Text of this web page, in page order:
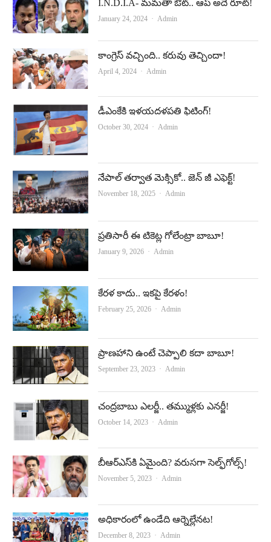
I.N.D.I.A- మమతా ఔట్‌.. ఆప్‌ అదే రూట్!
January 24, 2024 Author
Admin
కాంగ్రెస్‌ వచ్చింది.. కరువు తెచ్చిందా!
April 4, 2024 Author
Admin
డీఎంకేకి ఇళ‌య‌ద‌ళ‌ప‌తి ఫిటింగ్!
October 30, 2024 Author
Admin
నేపాల్‌ తర్వాత మెక్సికో.. జెన్‌ జీ ఎఫెక్ట్‌!
November 18, 2025 Author
Admin
ప్రతిసారీ ఈ టికెట్ల గోలేంట్రా బాబూ!
January 9, 2026 Author
Admin
కేర‌ళ కాదు.. ఇక‌పై కేర‌ళం!
February 25, 2026 Author
Admin
ప్రాణహాని ఉంటే చెప్పాలి కదా బాబూ!
September 23, 2023 Author
Admin
చంద్రబాబు ఎలర్జీ.. తమ్ముళ్లకు ఎనర్జీ!
October 14, 2023 Author
Admin
బీఆర్‌ఎస్‌కి ఏమైంది? వరుసగా సెల్ఫ్‌గోల్స్‌!
November 5, 2023 Author
Admin
అధికారంలో ఉండేది ఆర్నెల్లేనట!
December 8, 2023 Author
Admin